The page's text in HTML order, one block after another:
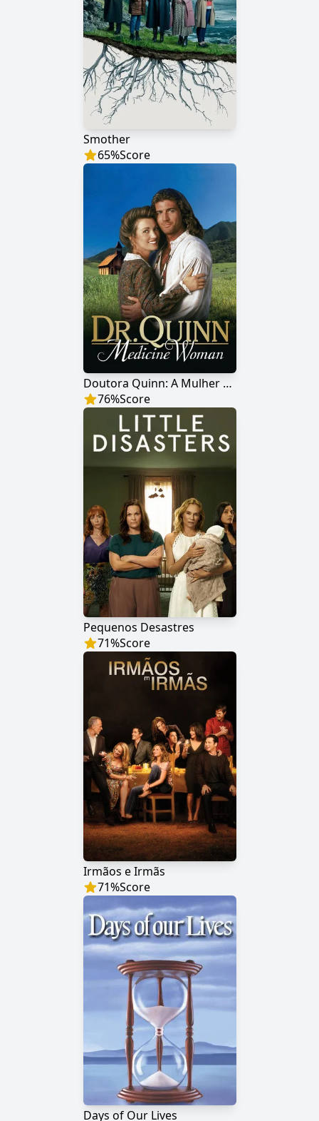
Smother
65%Score
Doutora Quinn: A Mulher Que Cura
76%Score
Pequenos Desastres
71%Score
Irmãos e Irmãs
71%Score
Days of Our Lives